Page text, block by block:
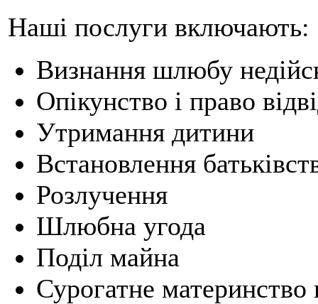
Наші послуги включають:
Визнання шлюбу
Опікунство і право
Утримання дитини
Встановлення
Розлучення
Шлюбна угода
Поділ майна
Сурогатне